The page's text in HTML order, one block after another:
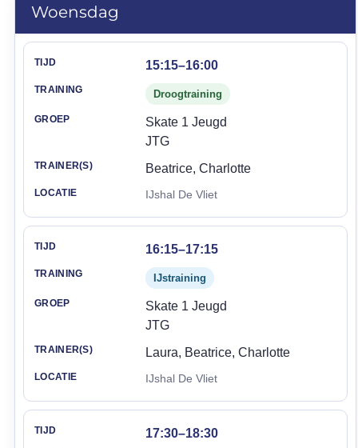
Woensdag
Tijd Groep Trainer(s)
15:15–16:00
Droogtraining
Skate 1 Jeugd
JTG
Beatrice, Charlotte
IJshal De Vliet
16:15–17:15
IJstraining
Skate 1 Jeugd
JTG
Laura, Beatrice, Charlotte
IJshal De Vliet
17:30–18:30